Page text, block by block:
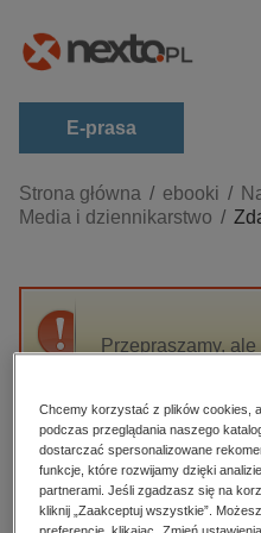
E-prasa
Kategorie
Zobacz wszystkie E-prasa
budownictwo,
darmowe wydania
edukacja
hobby, sport, rozrywka
komputery, internet,
Strona główna ebooki
Media i dziennikarstwo
Przepraszamy,
dostępny.
High-contrast mode
Chcemy korzystać z plików cookies,
podczas przeglądania naszego
dostarczać spersonalizowane
funkcje, które rozwijamy dzięki
partnerami. Jeśli zgadzasz się na
kliknij „Zaakceptuj wszystkie”.